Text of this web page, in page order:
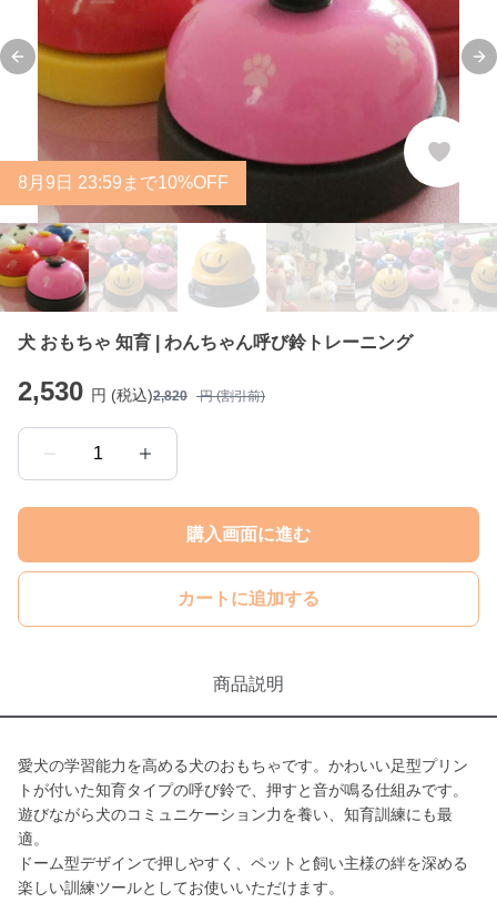
Previous slide
8 月 9 日 23:59まで10%OFF
犬 おもちゃ 知育 | わんちゃん呼び鈴トレーニング
2,530 円 (税込)2,820 円 (割引前)
1
購入画面に進む
カートに追加する
商品説明
愛犬の学習能力を高める犬のおもちゃです。かわいい足型プリン
トが付いた知育タイプの呼び鈴で、押すと音が鳴る仕組みです。
遊びながら犬のコミュニケーション力を養い、知育訓練にも最
適。
ドーム型デザインで押しやすく、ペットと飼い主様の絆を深める
楽しい訓練ツールとしてお使いいただけます。